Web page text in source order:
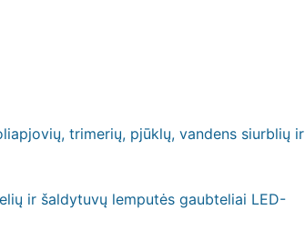
trimerių, pjūklų, vandens siurblių ir
ir šaldytuvų lemputės gaubteliai LED-